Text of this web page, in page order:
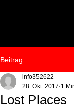
Beitrag
Lost Places
info352622
28. Okt. 2017 1